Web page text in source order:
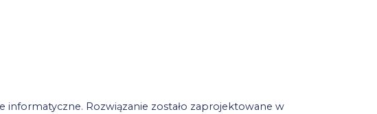
informatyczne. Rozwiązanie zostało zaprojektowane w